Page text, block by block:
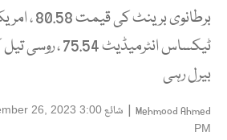
برطانوی
بیرل رہی
Mehmood Ahmed
| شائع26, 2023 3:00
PM